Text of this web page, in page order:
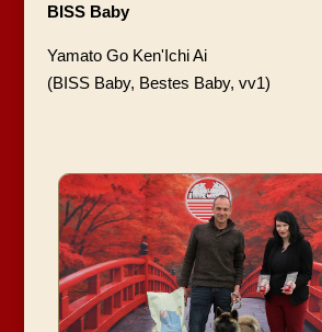
BISS Baby
Yamato Go Ken'Ichi Ai
(BISS Baby, Bestes Baby, vv1)